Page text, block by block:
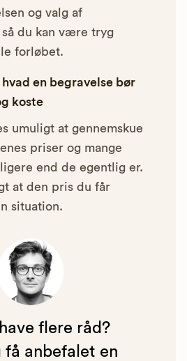
og valg af
så du kan være tryg
forløbet.
hvad en begravelse bør
koste
umuligt at gennemskue
priser og mange
end de egentlig er.
at den pris du får
situation.
flere råd?
få anbefalet en